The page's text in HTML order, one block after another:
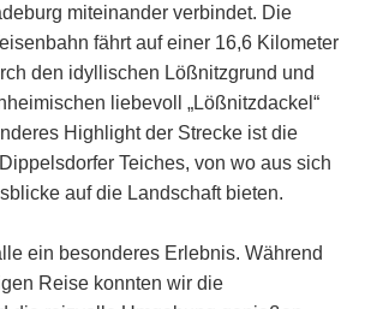
miteinander verbindet. Die
fährt auf einer 16,6 Kilometer
den idyllischen Lößnitzgrund und
liebevoll „Lößnitzdackel“
Highlight der Strecke ist die
Teiches, von wo aus sich
auf die Landschaft bieten.
ein besonderes Erlebnis. Während
Reise konnten wir die